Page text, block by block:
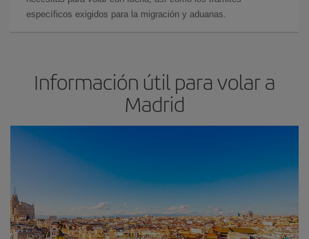
específicos exigidos para la migración y aduanas.
Información útil para volar a
Madrid